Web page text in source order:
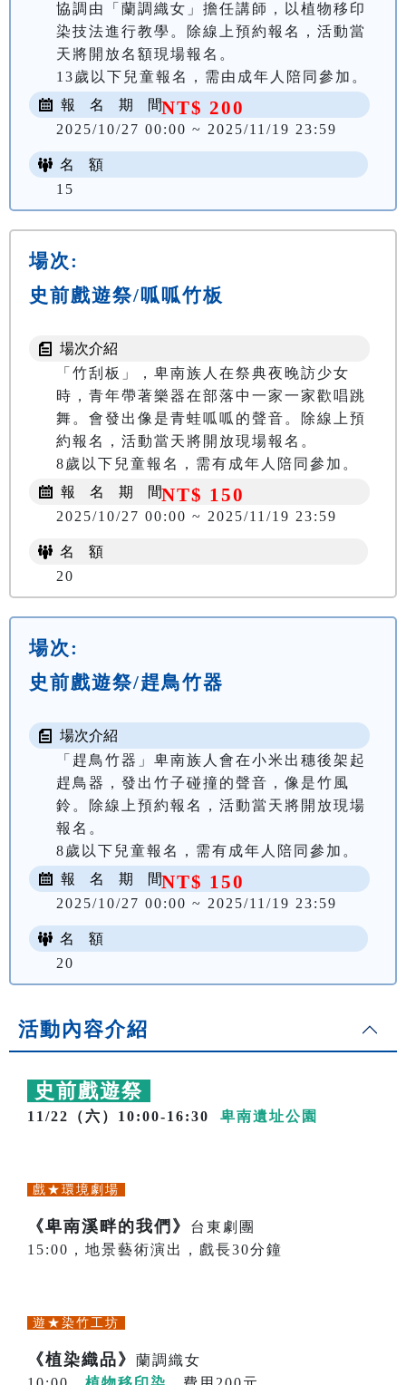
NT$ 200
協調由「蘭調織女」擔任講師，以植物移印
染技法進行教學。除線上預約報名，活動當
天將開放名額現場報名。
13歲以下兒童報名，需由成年人陪同參加。
報 名 期 間
2025/10/27 00:00 ~ 2025/11/19 23:59
名 額
15
場次:
史前戲遊祭/呱呱竹板
NT$ 150
場次介紹
「竹刮板」，卑南族人在祭典夜晚訪少女
時，青年帶著樂器在部落中一家一家歡唱跳
舞。會發出像是青蛙呱呱的聲音。除線上預
約報名，活動當天將開放現場報名。
8歲以下兒童報名，需有成年人陪同參加。
報 名 期 間
2025/10/27 00:00 ~ 2025/11/19 23:59
名 額
20
場次:
史前戲遊祭/趕鳥竹器
NT$ 150
場次介紹
「趕鳥竹器」卑南族人會在小米出穗後架起
趕鳥器，發出竹子碰撞的聲音，像是竹風
鈴。除線上預約報名，活動當天將開放現場
報名。
8歲以下兒童報名，需有成年人陪同參加。
報 名 期 間
2025/10/27 00:00 ~ 2025/11/19 23:59
名 額
20
活動內容介紹
史前戲遊祭
11/22（六）10:00-16:30 卑南遺址公園
戲★環境劇場
《卑南溪畔的我們》
台東劇團
15:00，地景藝術演出，戲長30分鐘
遊★染竹工坊
《植染織品》 蘭調織女